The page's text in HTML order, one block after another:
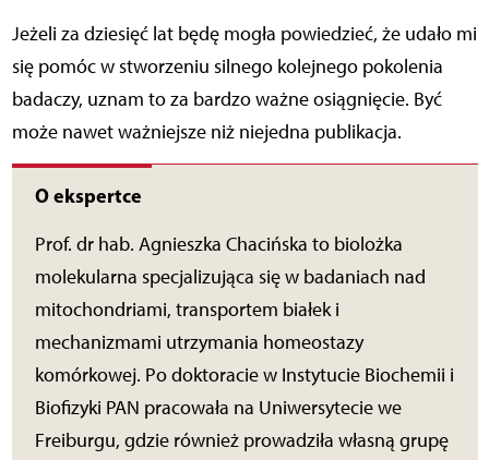
Jeżeli za dziesięć lat będę mogła powiedzieć, że udało mi
się pomóc w stworzeniu silnego kolejnego pokolenia
badaczy, uznam to za bardzo ważne osiągnięcie. Być
może nawet ważniejsze niż niejedna publikacja.
O ekspertce
Prof. dr hab. Agnieszka Chacińska to biolożka
molekularna specjalizująca się w badaniach nad
mitochondriami, transportem białek i
mechanizmami utrzymania homeostazy
komórkowej. Po doktoracie w Instytucie Biochemii i
Biofizyki PAN pracowała na Uniwersytecie we
Freiburgu, gdzie również prowadziła własną grupę